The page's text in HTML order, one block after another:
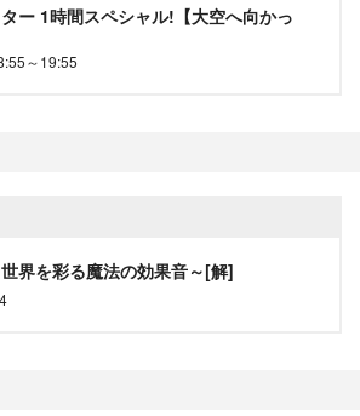
ー 1時間スペシャル!【大空へ向かっ
～19:55
界を彩る魔法の効果音～[解]